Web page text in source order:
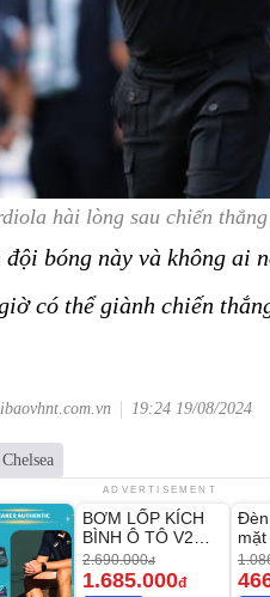
hài lòng sau chiến
bóng này và không ai
có thể giành chiến
19:24 19/08/2024
Chelsea
ADVERTISEMENT
-37%
Unmute
BƠM LỐP KÍCH
BÌNH Ô TÔ V2
4IN1 Medicar
12.000mAh
2.690.000đ
1.685.000đ
-
mặt